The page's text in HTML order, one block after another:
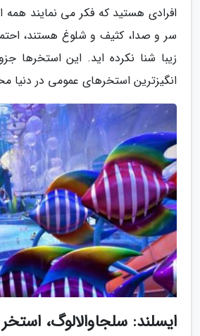
افرادی هستید که فکر می نمایند
سر و صدا، کثیف و شلوغ هستند،
زیبا شنا نکرده اید. این استخرها
انگیزترین استخرهای عمومی در
ایسلند: سلجاوالالوگ،